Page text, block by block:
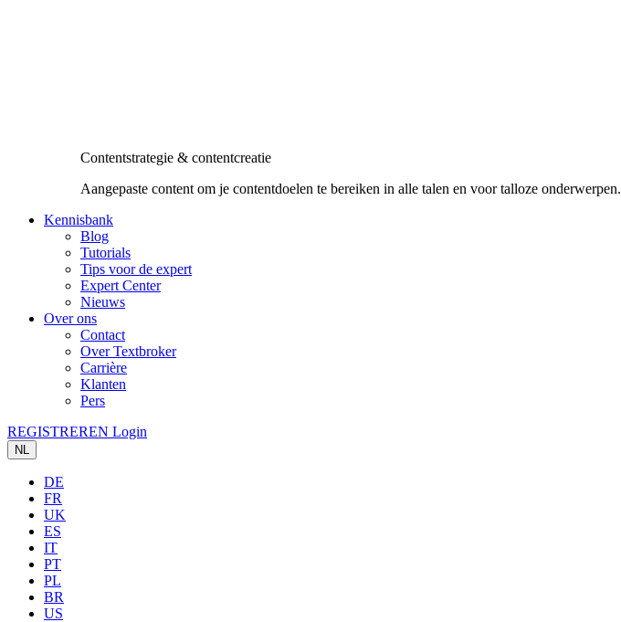
Contentstrategie & contentcreatie
Aangepaste content om je contentdoelen te bereiken in alle talen en voor talloze onderwerpen.
Kennisbank
Blog
Tutorials
Tips voor de expert
Expert Center
Nieuws
Over ons
Contact
Over Textbroker
Carrière
Klanten
Pers
REGISTREREN Login
NL
DE
FR
UK
ES
IT
PT
PL
BR
US